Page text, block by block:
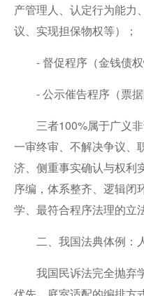
产管理人、认定行为能力
议、实现担保物权等）；
- 督促程序（金钱债
- 公示催告程序（票
三者100%属于广义
一审终审、不解决争议、
济、侧重事实确认与权利
序编，体系整齐、逻辑闭
学、最符合程序法理的立
二、我国法典体例：
我国民诉法完全抛弃